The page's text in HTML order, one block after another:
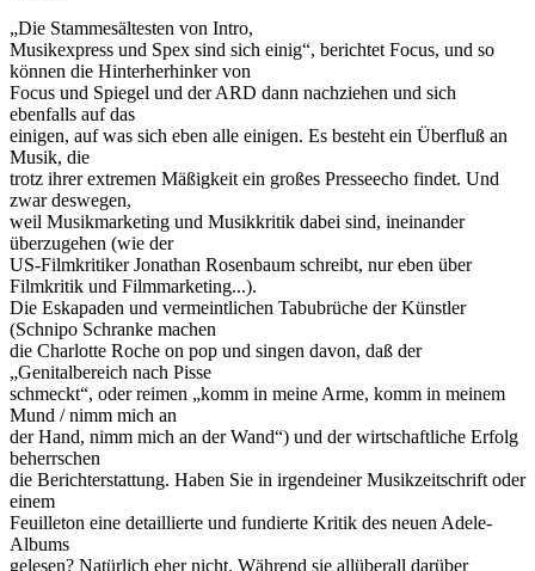
„Die Stammesältesten von Intro,
Musikexpress und Spex sind sich einig“, berichtet Focus, und so
können die Hinterherhinker von
Focus und Spiegel und der ARD dann nachziehen und sich
ebenfalls auf das
einigen, auf was sich eben alle einigen. Es besteht ein Überfluß an
Musik, die
trotz ihrer extremen Mäßigkeit ein großes Presseecho findet. Und
zwar deswegen,
weil Musikmarketing und Musikkritik dabei sind, ineinander
überzugehen (wie der
US-Filmkritiker Jonathan Rosenbaum schreibt, nur eben über
Filmkritik und Filmmarketing...).
Die Eskapaden und vermeintlichen Tabubrüche der Künstler
(Schnipo Schranke machen
die Charlotte Roche on pop und singen davon, daß der
„Genitalbereich nach Pisse
schmeckt“, oder reimen „komm in meine Arme, komm in meinem
Mund / nimm mich an
der Hand, nimm mich an der Wand“) und der wirtschaftliche Erfolg
beherrschen
die Berichterstattung. Haben Sie in irgendeiner Musikzeitschrift oder
einem
Feuilleton eine detaillierte und fundierte Kritik des neuen Adele-
Albums
gelesen? Natürlich eher nicht. Während sie allüberall darüber